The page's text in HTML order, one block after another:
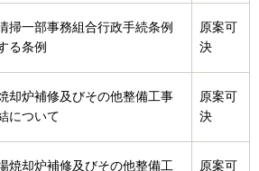
掃一部事務組合行政手続条例
る条例
原案可
決
却炉補修及びその他整備工事
について
原案可
決
焼却炉補修及びその他整備工
原案可